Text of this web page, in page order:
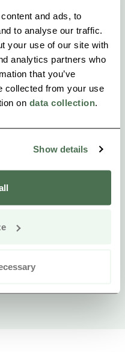
and ads, to
to analyse our traffic.
your use of our site with
analytics partners who
that you’ve
collected from your use
on data collection
Show details